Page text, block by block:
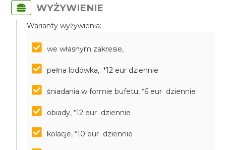
WYŻYWIENIE
Warianty wyżywienia:
we własnym zakresie,
pełna lodówka, *12 eur dziennie
śniadania w formie bufetu, *6 eur dziennie
obiady, *12 eur dziennie
kolacje, *10 eur dziennie